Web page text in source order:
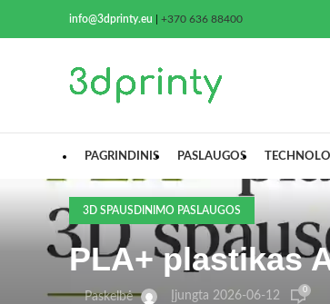
info@3dprinty.eu +370 636 88400
PAGRINDINIS PASLAUGOS
3D SPAUSDINIMO PASLAUGOS
PLA+ plastikas
Paskelbė Įjungta 2026-06-12 0